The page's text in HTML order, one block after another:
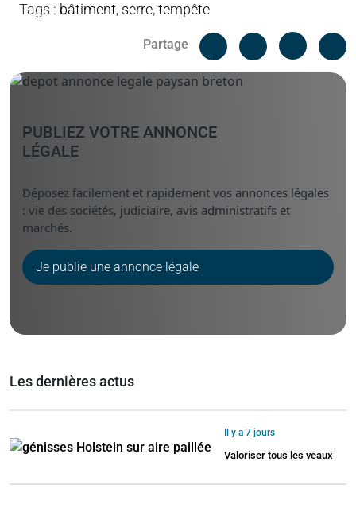
Tags : bâtiment, serre,tempête
Partage
Facebook
Linked
PUBLIEZ VOTRE ANNONCE
LÉGALE
Déposez facilement et rapidement vos annonces légales
: vie des sociétés, judiciaire, avis administratifs et
marchés.
Je publie une annonce légale
Les dernières actus
Il y a 7 jours
Valoriser tous les veaux